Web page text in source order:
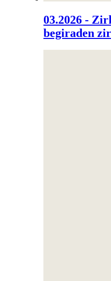
03.2026 -
begiraden